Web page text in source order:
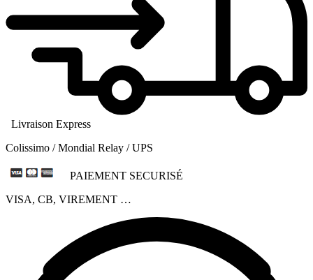
Livraison Express
Colissimo / Mondial Relay / UPS
PAIEMENT SECURISÉ
VISA, CB, VIREMENT …